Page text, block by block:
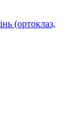
(ортоклаз,